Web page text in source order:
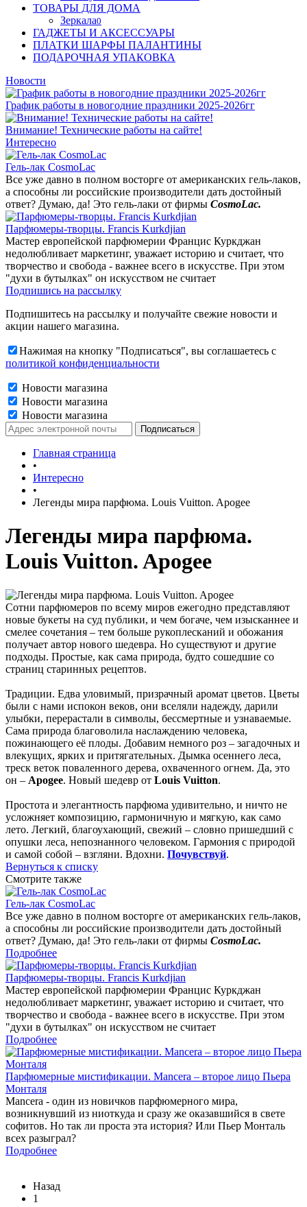
ТОВАРЫ ДЛЯ ДОМА
Зеркала0
ГАДЖЕТЫ И АКСЕССУАРЫ
ПЛАТКИ ШАРФЫ ПАЛАНТИНЫ
ПОДАРОЧНАЯ УПАКОВКА
Новости
График работы в новогодние праздники 2025-2026гг
Внимание! Технические работы на сайте!
Интересно
Гель-лак CosmoLac
Все уже давно в полном восторге от американских гель-лаков,
а способны ли российские производители дать достойный
ответ? Думаю, да! Это гель-лаки от фирмы CosmoLac.
Парфюмеры-творцы. Francis Kurkdjian
Мастер европейской парфюмерии Францис Куркджан
недолюбливает маркетинг, уважает историю и считает, что
творчество и свобода - важнее всего в искусстве. При этом
"духи в бутылках" он искусством не считает
Подпишись на рассылку
Подпишитесь на рассылку и получайте свежие новости и
акции нашего магазина.
Нажимая на кнопку "Подписаться", вы соглашаетесь с
политикой конфиденциальности
Новости магазина
Новости магазина
Новости магазина
Главная страница
•
Интересно
•
Легенды мира парфюма. Louis Vuitton. Apogee
Легенды мира парфюма.
Louis Vuitton. Apogee
Сотни парфюмеров по всему миров ежегодно представляют
новые букеты на суд публики, и чем богаче, чем изысканнее и
смелее сочетания – тем больше рукоплесканий и обожания
получает автор нового шедевра. Но существуют и другие
подходы. Простые, как сама природа, будто сошедшие со
страниц старинных рецептов.
Традиции. Едва уловимый, призрачный аромат цветов. Цветы
были с нами испокон веков, они вселяли надежду, дарили
улыбки, перерастали в символы, бессмертные и узнаваемые.
Сама природа благоволила наслаждению человека,
пожинающего её плоды. Добавим немного роз – загадочных и
влекущих, ярких и притягательных. Дымка осеннего леса,
треск веток поваленного дерева, охваченного огнем. Да, это
он – Apogee. Новый шедевр от Louis Vuitton.
Простота и элегантность парфюма удивительно, и ничто не
усложняет композицию, гармоничную и мягкую, как само
лето. Легкий, благоухающий, свежий – словно пришедший с
опушки леса, непознанного человеком. Гармония с природой
и самой собой – взгляни. Вдохни. Почувствуй.
Вернуться к списку
Смотрите также
Гель-лак CosmoLac
Все уже давно в полном восторге от американских гель-лаков,
а способны ли российские производители дать достойный
ответ? Думаю, да! Это гель-лаки от фирмы CosmoLac.
Подробнее
Парфюмеры-творцы. Francis Kurkdjian
Мастер европейской парфюмерии Францис Куркджан
недолюбливает маркетинг, уважает историю и считает, что
творчество и свобода - важнее всего в искусстве. При этом
"духи в бутылках" он искусством не считает
Подробнее
Парфюмерные мистификации. Mancera – второе лицо Пьера
Монталя
Mancera - один из новичков парфюмерного мира,
возникнувший из ниоткуда и сразу же оказавшийся в свете
софитов. Но так ли проста эта история? Или Пьер Монталь
всех разыграл?
Подробнее
Назад
1